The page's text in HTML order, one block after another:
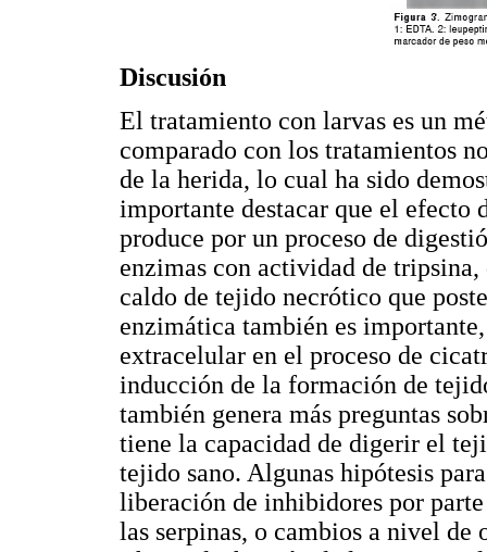
Discusión
El tratamiento con larvas es un
comparado con los tratamientos
de la herida, lo cual ha sido
importante destacar que el efecto
produce por un proceso de
enzimas con actividad de
caldo de tejido necrótico que
enzimática también es
extracelular en el proceso de
inducción de la formación de
también genera más preguntas
tiene la capacidad de digerir el
tejido sano. Algunas hipótesis
liberación de inhibidores por
las serpinas, o cambios a nivel